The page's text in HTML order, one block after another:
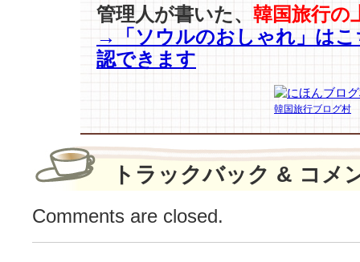
マ
ン
ス
敗
は
い！
(feat.
チ
管理人が書いた、 韓国旅行の
→「ソウルのおしゃれ」はこ
認できます
韓国旅行ブログ村
トラックバック & コメ
Comments are closed.